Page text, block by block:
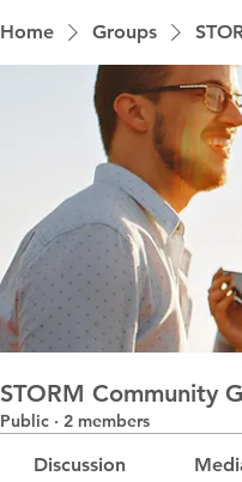
Home Groups
STORM Community
Public · 2 members
Discussion